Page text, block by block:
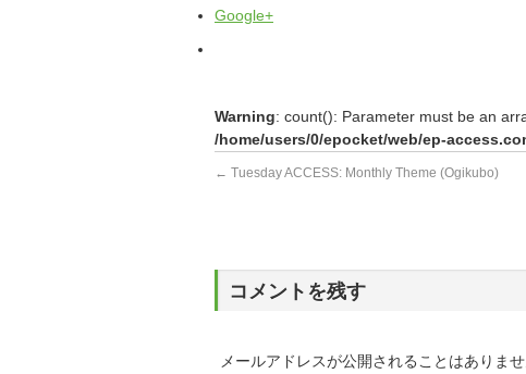
Google+
Warning: count(): Parameter must be an
/home/users/0/epocket/web/ep-
← Tuesday ACCESS: Monthly Theme (Ogikubo)
コメントを残す
メールアドレスが公開されることはありませ